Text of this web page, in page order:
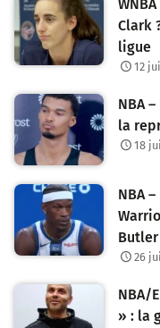
Clark
ligue
12
NBA
la
18
NBA
Butler
26
NBA/
» : la